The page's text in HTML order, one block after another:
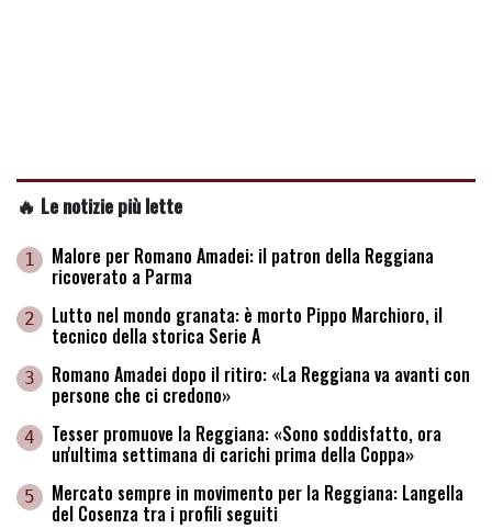
🔥 Le notizie più lette
1 Malore per Romano Amadei: il patron della Reggiana
ricoverato a Parma
2 Lutto nel mondo granata: è morto Pippo Marchioro, il
tecnico della storica Serie A
3 Romano Amadei dopo il ritiro: «La Reggiana va avanti con
persone che ci credono»
4 Tesser promuove la Reggiana: «Sono soddisfatto, ora
un'ultima settimana di carichi prima della Coppa»
5 Mercato sempre in movimento per la Reggiana: Langella
del Cosenza tra i profili seguiti